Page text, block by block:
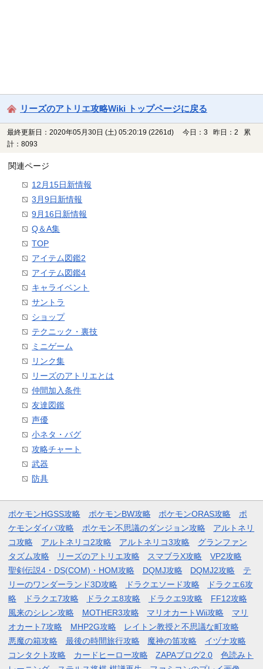
リーズのアトリエ攻略Wiki トップページに戻る
最終更新日：2020年05月30日 (土) 05:20:19 (2261d)
今日：3 昨日：2 累
計：8093
関連ページ
12月15日新情報
3月9日新情報
9月16日新情報
Q＆A集
TOP
アイテム図鑑2
アイテム図鑑4
キャライベント
サントラ
ショップ
テクニック・裏技
ミニゲーム
リンク集
リーズのアトリエとは
仲間加入条件
友達図鑑
声優
小ネタ・バグ
攻略チャート
武器
防具
ポケモンHGSS攻略 ポケモンBW攻略 ポケモンORAS攻略
ポ
ケモンダイパ攻略
ポケモン不思議のダンジョン攻略
アルトネリ
コ攻略
アルトネリコ2攻略 アルトネリコ3攻略
グランファン
タズム攻略
リーズのアトリエ攻略 スマブラX攻略
VP2攻略
聖剣伝説4・DS(COM)・HOM攻略
DQMJ攻略 DQMJ2攻略
テ
リーのワンダーランド3D攻略
ドラクエソード攻略
ドラクエ6攻
略
ドラクエ7攻略 ドラクエ8攻略 ドラクエ9攻略
FF12攻略
風来のシレン攻略
MOTHER3攻略 マリオカートWii攻略
マリ
オカート7攻略
MHP2G攻略
レイトン教授と不思議な町攻略
悪魔の箱攻略
最後の時間旅行攻略 魔神の笛攻略
イヅナ攻略
コンタクト攻略
カードヒーロー攻略 ZAPAブログ2.0
色読みト